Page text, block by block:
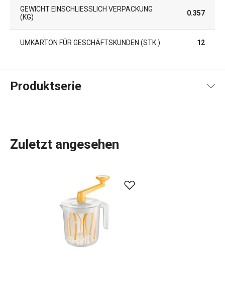
GEWICHT EINSCHLIESSLICH VERPACKUNG (
KG)
0.357
UMKARTON FÜR GESCHÄFTSKUNDEN (STK.) 12
Produktserie
erleichtern? In der DELÍCIA-Produktpalette ist für jeden,
der backt, etwas dabei:Backbleche
Backformen in allen Formen, Größen und
Kuchenformen
Dutzende verschiedene Backwerkzeuge
Backwaren für Profis. Für Anfänger haben wir Gadgets
Zuletzt angesehen